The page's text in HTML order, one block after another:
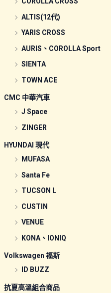
ALTIS(12代)
YARIS CROSS
AURIS、COROLLA Sport
SIENTA
TOWN ACE
CMC 中華汽車
J Space
ZINGER
HYUNDAI 現代
MUFASA
Santa Fe
TUCSON L
CUSTIN
VENUE
KONA、IONIQ
Volkswagen 福斯
ID BUZZ
抗夏高溫組合商品